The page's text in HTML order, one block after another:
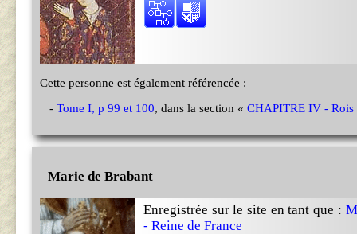
Cette personne est également référencée :
- Tome I, p 99 et 100, dans la section « CHAPITRE IV - Rois
Marie de Brabant
Enregistrée sur le site en tant que :
- Reine de France